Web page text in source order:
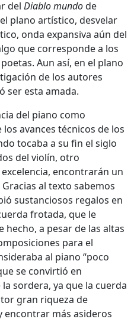
del Diablo mundode
plano artístico, desvelar
onda expansiva aún del
que corresponde a los
Aun así, en el plano
de los autores
ser esta amada.
del piano como
avances técnicos de los
tocaba a su fin el siglo
del violín, otro
encontrarán un
al texto sabemos
sustanciosos regalos en
frotada, que le
a pesar de las altas
para el
al piano “poco
se convirtió en
sordera, ya que la cuerda
gran riqueza de
encontrar más asideros